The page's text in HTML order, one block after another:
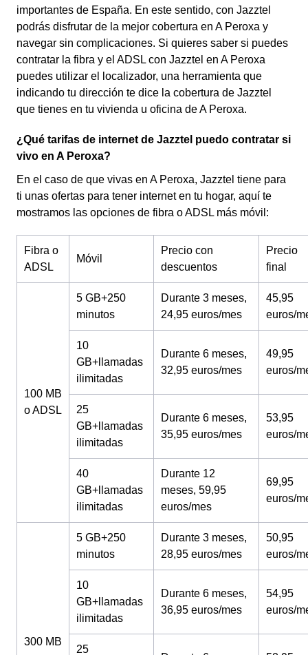
importantes de España. En este sentido, con Jazztel
podrás disfrutar de la mejor cobertura en A Peroxa y
navegar sin complicaciones. Si quieres saber si puedes
contratar la fibra y el ADSL con Jazztel en A Peroxa
puedes utilizar el localizador, una herramienta que
indicando tu dirección te dice la cobertura de Jazztel
que tienes en tu vivienda u oficina de A Peroxa.
¿Qué tarifas de internet de Jazztel puedo contratar si
vivo en A Peroxa?
En el caso de que vivas en A Peroxa, Jazztel tiene para
ti unas ofertas para tener internet en tu hogar, aquí te
mostramos las opciones de fibra o ADSL más móvil:
Fibra o
ADSL
Móvil
Precio con
descuentos
Precio
final
100 MB
o ADSL
5 GB+250
minutos
Durante 3 meses,
24,95 euros/mes
45,95
euros/
10
GB+llamadas
ilimitadas
Durante 6 meses,
32,95 euros/mes
49,95
euros/
25
GB+llamadas
ilimitadas
Durante 6 meses,
35,95 euros/mes
53,95
euros/
40
GB+llamadas
ilimitadas
Durante 12
meses, 59,95
euros/mes
69,95
euros/
300 MB
5 GB+250
minutos
Durante 3 meses,
28,95 euros/mes
50,95
euros/
10
GB+llamadas
ilimitadas
Durante 6 meses,
36,95 euros/mes
54,95
euros/
25